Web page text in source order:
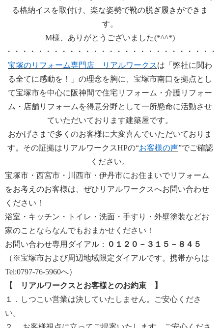
る格納イスを取付け、楽な姿勢で靴の脱ぎ履きができま
す。
M様、ありがとうございました(*^^*)
・・・・・・・・・・・・・・・・・・・・・・・・・・
宝塚のリフォーム専門店 リアルワークスは「弊社に関わ
る全てに感動を！」の理念を胸に、宝塚市南口を拠点とし
て宝塚市を中心に阪神間で住宅リフォーム・介護リフォー
ム・店舗リフォームを得意分野として一所懸命に活動させ
ていただいております建築屋です。
おかげさまで多くのお客様に大変喜んでいただいておりま
す。その証拠はリアルワークスHPの“お客様の声”でご確認
ください。
宝塚市・西宮市・川西市・伊丹市にお住まいでリフォーム
をお考えのお客様は、ぜひリアルワークスへお問い合わせ
ください！
浴室・キッチン・トイレ・洗面・手すり・外壁塗装などお
家のことならなんでもおまかせください！
お問い合わせ専用ダイアル： ０１２０－３１５－８４５
（※宝塚市および周辺地域限定ダイアルです。携帯からは
Tel:0797-76-5960へ）
【 リアルワークスとお客様とのお約束 】
１．しつこい営業は決していたしません。ご安心くださ
い。